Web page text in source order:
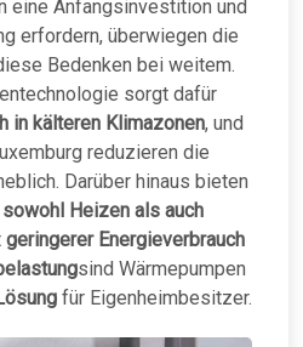
eine Anfangsinvestition und
erfordern, überwiegen die
Bedenken bei weitem.
sorgt dafür
in kälteren Klimazonen, und
reduzieren die
Darüber hinaus bieten
sowohl Heizen als auch
geringerer Energieverbrauch
sind Wärmepumpen
für Eigenheimbesitzer.